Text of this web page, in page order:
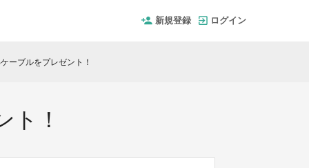
新規登録 ログイン
ーブルをプレゼント！
ト！